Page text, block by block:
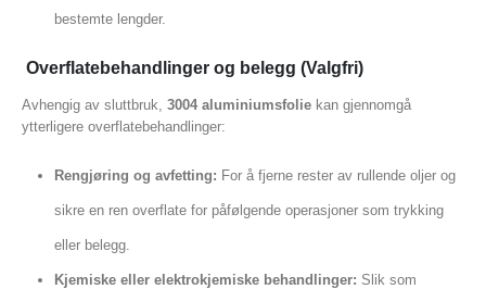
bestemte lengder.
Overflatebehandlinger og belegg (Valgfri)
Avhengig av sluttbruk, 3004 aluminiumsfolie kan gjennomgå
ytterligere overflatebehandlinger:
Rengjøring og avfetting: For å fjerne rester av rullende oljer og
sikre en ren overflate for påfølgende operasjoner som trykking
eller belegg.
Kjemiske eller elektrokjemiske behandlinger: Slik som